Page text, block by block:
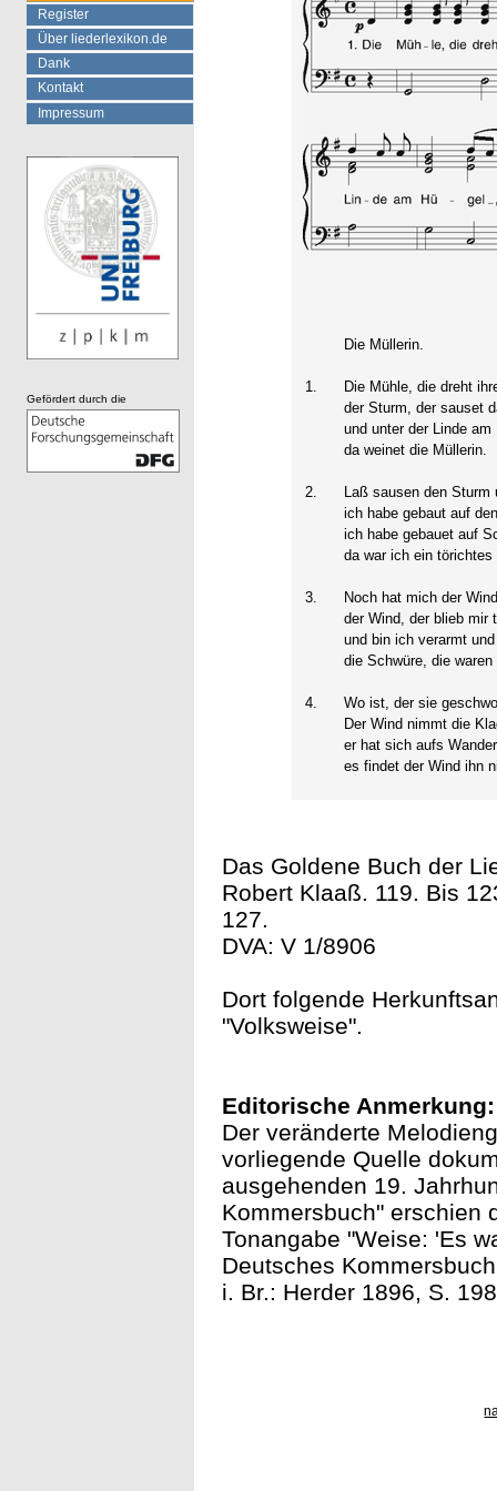
Die Müllerin.
1.
Die Mühle, die dreht
der Sturm, der sauset
und unter der Linde am
da weinet die Müllerin.
2.
Laß sausen den Sturm
ich habe gebaut auf
ich habe gebauet auf
da war ich ein törichtes
3.
Noch hat mich der
der Wind, der blieb mir
und bin ich verarmt
die Schwüre, die
4.
Wo ist, der sie
Der Wind nimmt die
er hat sich aufs
es findet der Wind ihn
Das Goldene Buch der
Robert Klaaß. 119. Bis
127.
DVA: V 1/8906
Dort folgende
"Volksweise".
Editorische Anmerkung:
Der veränderte
vorliegende Quelle
ausgehenden 19.
Kommersbuch" erschien
Tonangabe "Weise: 'Es
Deutsches
i. Br.: Herder 1896, S.
Register
Über liederlexikon.de
Dank
Kontakt
Impressum
Gefördert durch die